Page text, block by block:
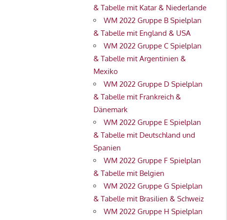
& Tabelle mit Katar & Niederlande
WM 2022 Gruppe B Spielplan
& Tabelle mit England & USA
WM 2022 Gruppe C Spielplan
& Tabelle mit Argentinien &
Mexiko
WM 2022 Gruppe D Spielplan
& Tabelle mit Frankreich &
Dänemark
WM 2022 Gruppe E Spielplan
& Tabelle mit Deutschland und
Spanien
WM 2022 Gruppe F Spielplan
& Tabelle mit Belgien
WM 2022 Gruppe G Spielplan
& Tabelle mit Brasilien & Schweiz
WM 2022 Gruppe H Spielplan